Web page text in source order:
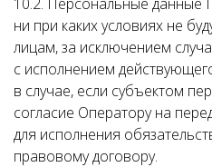
ни при каких условиях не
лицам, за исключением
с исполнением
в случае, если субъектом
согласие Оператору на
для исполнения
правовому договору.